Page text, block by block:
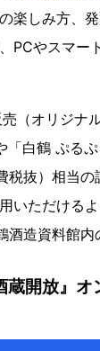
しみ方、発
マートフ
オリジナル
「白鶴 ぷる
抜）相当
いただける
酒造資料館
開放』オ